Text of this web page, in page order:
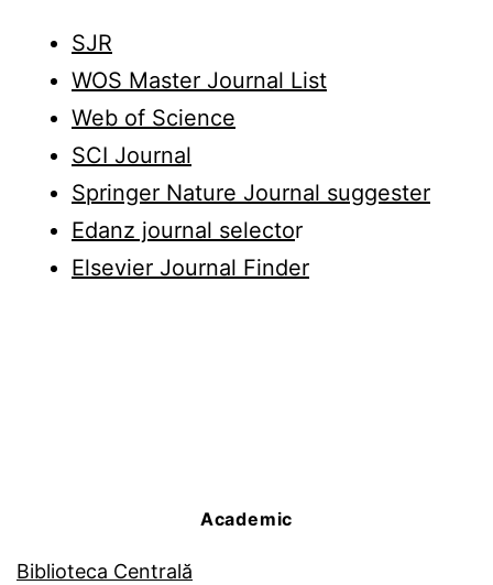
SJR
WOS Master Journal List
Web of Science
SCI Journal
Springer Nature Journal suggester
Edanz journal selector
Elsevier Journal Finder
Academic
Biblioteca Centrală